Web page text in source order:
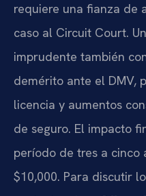
requiere una fianza de
caso al Circuit Court.
imprudente también
demérito ante el DMV,
licencia y aumentos
de seguro. El impacto
período de tres a cinco
$10,000. Para discutir